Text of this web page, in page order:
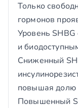
Только
гормонов
Уровень
и
Сниженный
повышая долю
Повышенный